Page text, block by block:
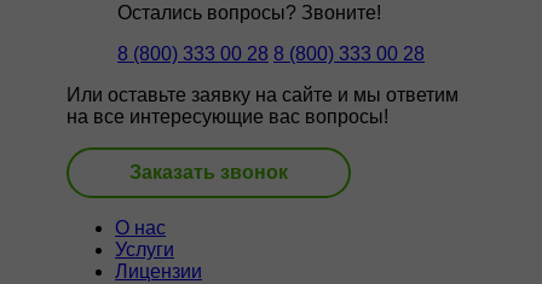
Остались вопросы? Звоните!
8 (800) 333 00 28 8 (800) 333 00 28
Или оставьте заявку на сайте и мы ответим
на все интересующие вас вопросы!
Заказать звонок
О нас
Услуги
Лицензии